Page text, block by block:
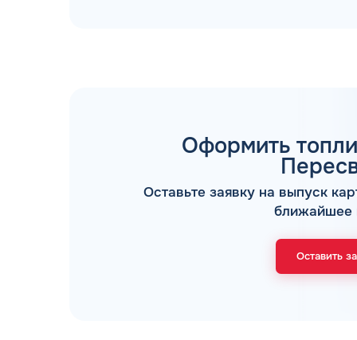
Оформить
Оставьте заявку на выпуск
ближайшее
Оставить
ТОПЛИВНЫЕ
Мы свяжемся с